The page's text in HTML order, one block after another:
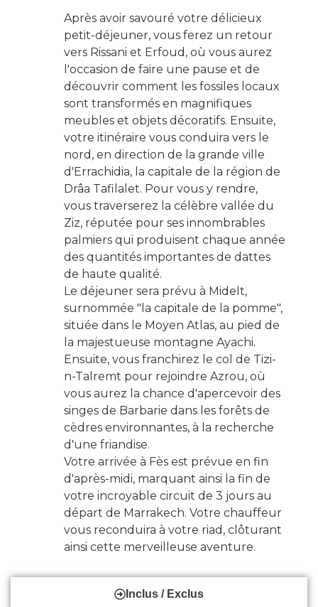
Inclus / Exclus
Après avoir savouré votre délicieux
petit-déjeuner, vous ferez un retour
vers Rissani et Erfoud, où vous aurez
l'occasion de faire une pause et de
découvrir comment les fossiles locaux
sont transformés en magnifiques
meubles et objets décoratifs. Ensuite,
votre itinéraire vous conduira vers le
nord, en direction de la grande ville
d'Errachidia, la capitale de la région de
Drâa Tafilalet. Pour vous y rendre,
vous traverserez la célèbre vallée du
Ziz, réputée pour ses innombrables
palmiers qui produisent chaque année
des quantités importantes de dattes
de haute qualité.
Le déjeuner sera prévu à Midelt,
surnommée "la capitale de la pomme",
située dans le Moyen Atlas, au pied de
la majestueuse montagne Ayachi.
Ensuite, vous franchirez le col de Tizi-
n-Talremt pour rejoindre Azrou, où
vous aurez la chance d'apercevoir des
singes de Barbarie dans les forêts de
cèdres environnantes, à la recherche
d'une friandise.
Votre arrivée à Fès est prévue en fin
d'après-midi, marquant ainsi la fin de
votre incroyable circuit de 3 jours au
départ de Marrakech. Votre chauffeur
vous reconduira à votre riad, clôturant
ainsi cette merveilleuse aventure.